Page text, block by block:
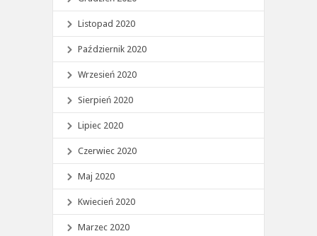
Listopad 2020
Październik 2020
Wrzesień 2020
Sierpień 2020
Lipiec 2020
Czerwiec 2020
Maj 2020
Kwiecień 2020
Marzec 2020